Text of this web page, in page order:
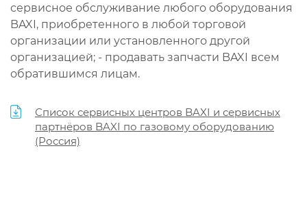
сервисное обслуживание любого оборудования
BAXI, приобретенного в любой торговой
организации или установленного другой
организацией; - продавать запчасти BAXI всем
обратившимся лицам.
Список сервисных центров BAXI и сервисных
партнёров BAXI по газовому оборудованию
(Россия)